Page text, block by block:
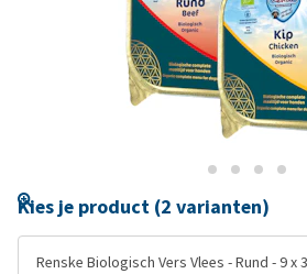
Kies je product (2 varianten)
Renske Biologisch Vers Vlees - Rund - 9 x